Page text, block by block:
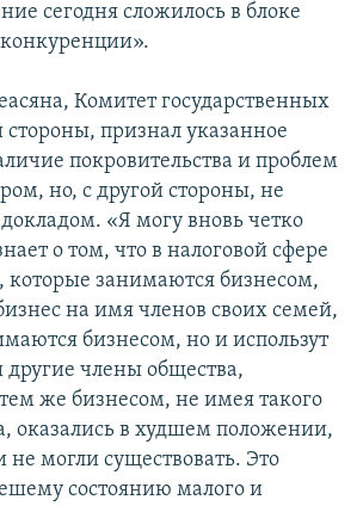
сегодня сложилось в блоке
Комитет государственных
стороны, признал указанное
покровительства и проблем
но, с другой стороны, не
докладом. «Я могу вновь четко
о том, что в налоговой сфере
которые занимаются бизнесом,
на имя членов своих семей,
бизнесом, но и использут
другие члены общества,
же бизнесом, не имея такого
оказались в худшем положении,
не могли существовать. Это
состоянию малого и